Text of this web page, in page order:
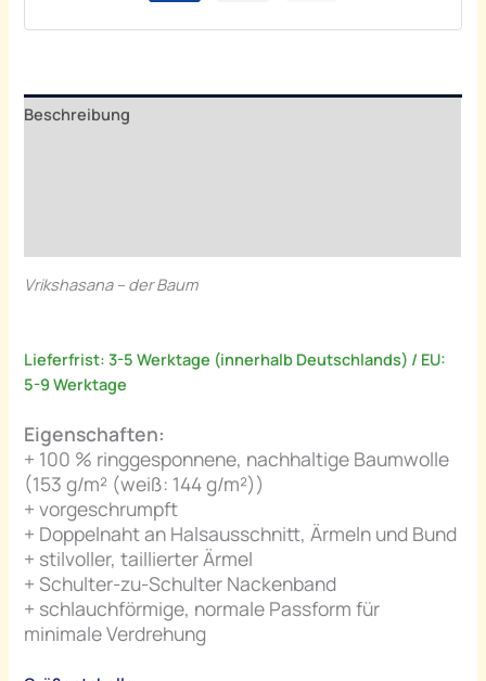
Beschreibung
Vrikshasana – der Baum
Lieferfrist: 3-5 Werktage (innerhalb Deutschlands) / EU:
5-9 Werktage
Eigenschaften:
+ 100 % ringgesponnene, nachhaltige Baumwolle
(153 g/m² (weiß: 144 g/m²))
+ vorgeschrumpft
+ Doppelnaht an Halsausschnitt, Ärmeln und Bund
+ stilvoller, taillierter Ärmel
+ Schulter-zu-Schulter Nackenband
+ schlauchförmige, normale Passform für
minimale Verdrehung